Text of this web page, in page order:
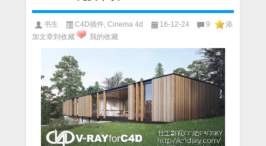
书生 C4D插件 Cinema 4d 16-12-24 9
添
加文章到收藏
我的收藏